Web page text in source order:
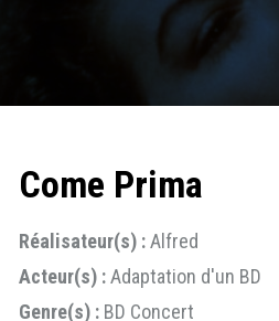
Come Prima
Réalisateur(s) :Alfred
Acteur(s) :Adaptation d'un BD
Genre(s) : BD Concert